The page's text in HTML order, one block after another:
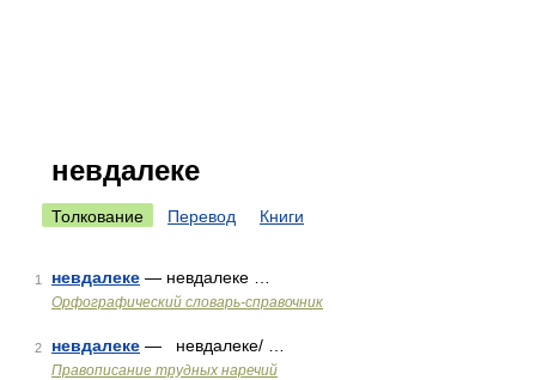
невдалеке
Толкование Перевод Книги
1 невдалеке — невдалеке …
Орфографический словарь-справочник
2 невдалеке — невдалеке/ …
Правописание трудных наречий